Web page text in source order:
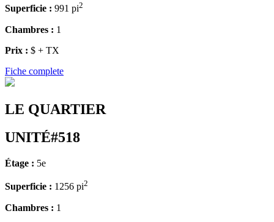
Superficie : 991 pi2
Chambres : 1
Prix : $ + TX
Fiche complete
LE QUARTIER
UNITÉ#518
Étage : 5e
Superficie : 1256 pi2
Chambres : 1